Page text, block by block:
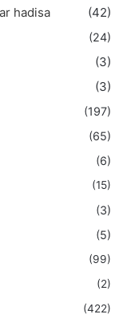
hadisa
(42)
(24)
(3)
(3)
(197)
(65)
(6)
(15)
(3)
(5)
(99)
(2)
(422)